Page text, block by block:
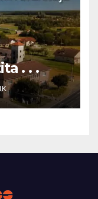
. . .